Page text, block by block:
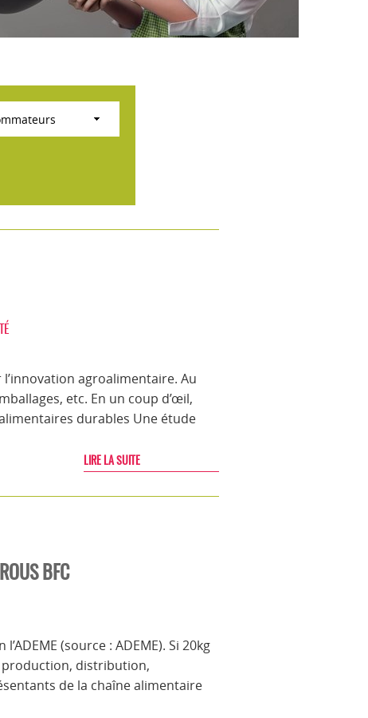
agroalimentaire. Au
etc. En un coup d’œil,
durables Une étude
LIRE LA SUITE
BFC
(source : ADEME). Si 20kg
production, distribution,
de la chaîne alimentaire